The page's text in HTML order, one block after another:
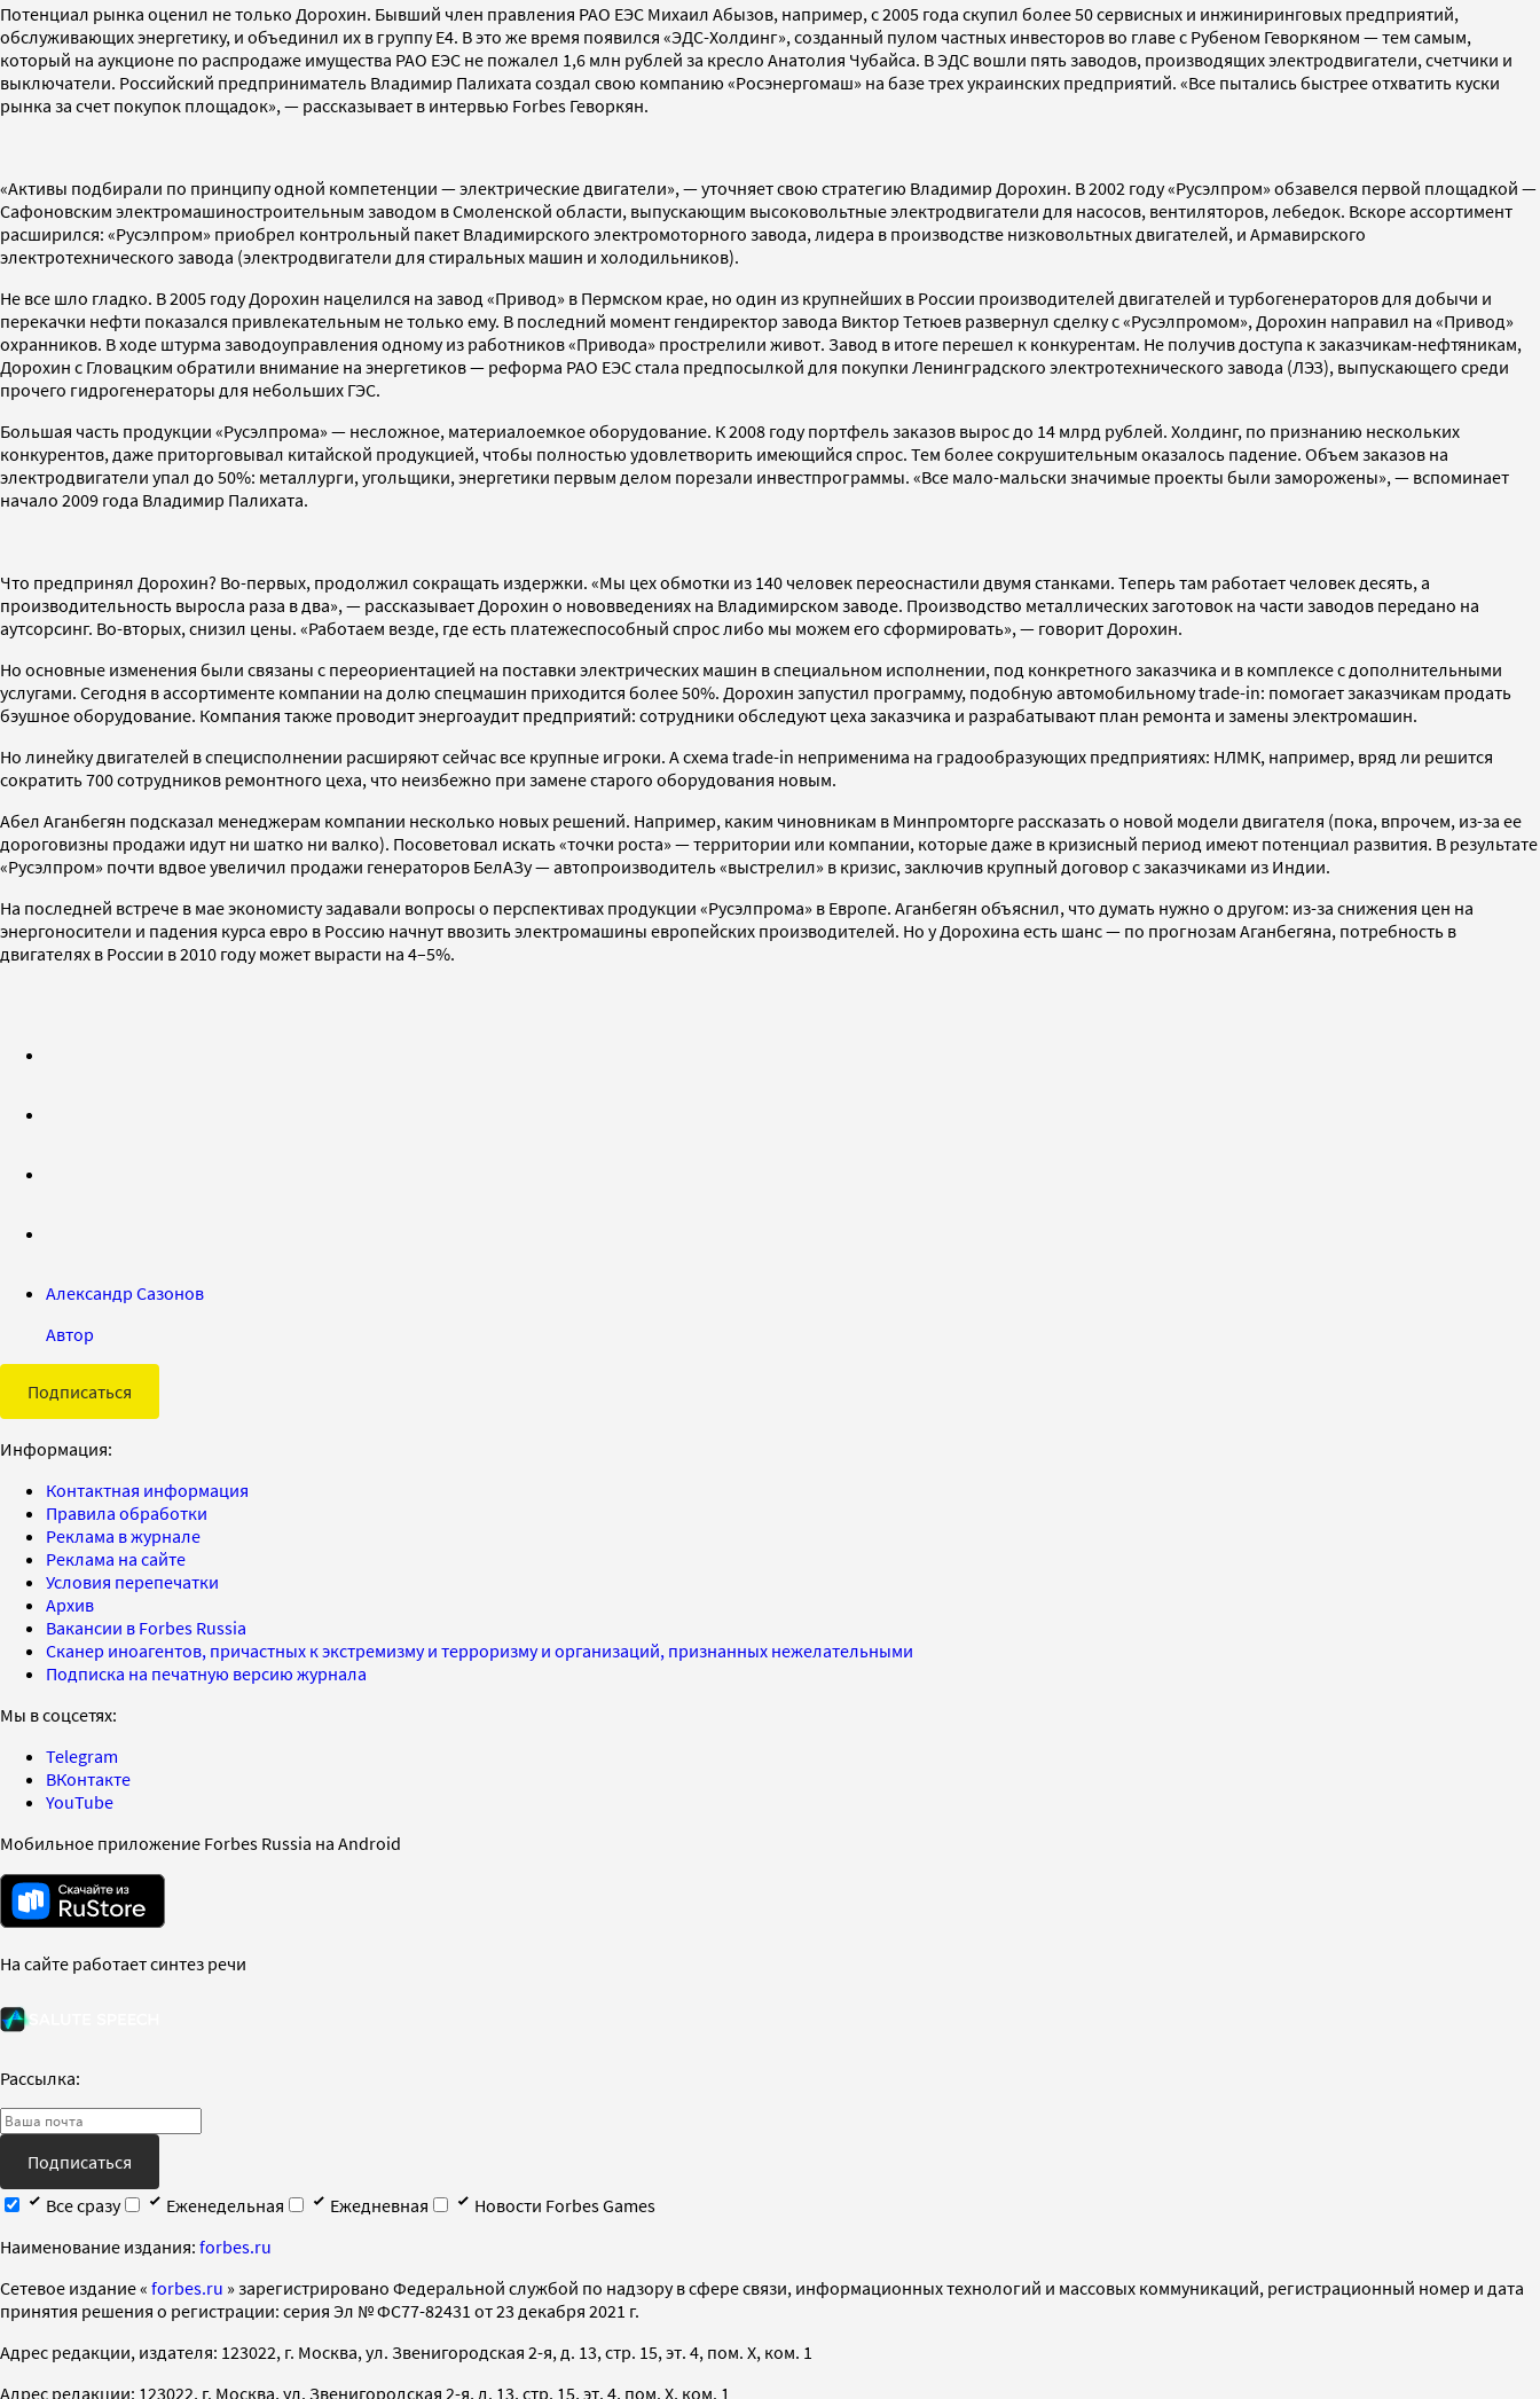
Потенциал рынка оценил не только Дорохин. Бывший член правления РАО ЕЭС Михаил Абызов, например, с 2005 года скупил более 50 сервисных и инжиниринговых предприятий,
обслуживающих энергетику, и объединил их в группу E4. В это же время появился «ЭДС-Холдинг», созданный пулом частных инвесторов во главе с Рубеном Геворкяном — тем самым,
который на аукционе по распродаже имущества РАО ЕЭС не пожалел 1,6 млн рублей за кресло Анатолия Чубайса. В ЭДС вошли пять заводов, производящих электродвигатели, счетчики и
выключатели. Российский предприниматель Владимир Палихата создал свою компанию «Росэнергомаш» на базе трех украинских предприятий. «Все пытались быстрее отхватить куски
рынка за счет покупок площадок», — рассказывает в интервью Forbes Геворкян.
«Активы подбирали по принципу одной компетенции — электрические двигатели», — уточняет свою стратегию Владимир Дорохин. В 2002 году «Русэлпром» обзавелся первой площадкой —
Сафоновским электромашиностроительным заводом в Смоленской области, выпускающим высоковольтные электродвигатели для насосов, вентиляторов, лебедок. Вскоре ассортимент
расширился: «Русэлпром» приобрел контрольный пакет Владимирского электромоторного завода, лидера в производстве низковольтных двигателей, и Армавирского
электротехнического завода (электродвигатели для стиральных машин и холодильников).
Не все шло гладко. В 2005 году Дорохин нацелился на завод «Привод» в Пермском крае, но один из крупнейших в России производителей двигателей и турбогенераторов для добычи и
перекачки нефти показался привлекательным не только ему. В последний момент гендиректор завода Виктор Тетюев развернул сделку с «Русэлпромом», Дорохин направил на «Привод»
охранников. В ходе штурма заводоуправления одному из работников «Привода» прострелили живот. Завод в итоге перешел к конкурентам. Не получив доступа к заказчикам-нефтяникам,
Дорохин с Гловацким обратили внимание на энергетиков — реформа РАО ЕЭС стала предпосылкой для покупки Ленинградского электротехнического завода (ЛЭЗ), выпускающего среди
прочего гидрогенераторы для небольших ГЭС.
Большая часть продукции «Русэлпрома» — несложное, материалоемкое оборудование. К 2008 году портфель заказов вырос до 14 млрд рублей. Холдинг, по признанию нескольких
конкурентов, даже приторговывал китайской продукцией, чтобы полностью удовлетворить имеющийся спрос. Тем более сокрушительным оказалось падение. Объем заказов на
электродвигатели упал до 50%: металлурги, угольщики, энергетики первым делом порезали инвестпрограммы. «Все мало-мальски значимые проекты были заморожены», — вспоминает
начало 2009 года Владимир Палихата.
Что предпринял Дорохин? Во-первых, продолжил сокращать издержки. «Мы цех обмотки из 140 человек переоснастили двумя станками. Теперь там работает человек десять, а
производительность выросла раза в два», — рассказывает Дорохин о нововведениях на Владимирском заводе. Производство металлических заготовок на части заводов передано на
аутсорсинг. Во-вторых, снизил цены. «Работаем везде, где есть платежеспособный спрос либо мы можем его сформировать», — говорит Дорохин.
Но основные изменения были связаны с переориентацией на поставки электрических машин в специальном исполнении, под конкретного заказчика и в комплексе с дополнительными
услугами. Сегодня в ассортименте компании на долю спецмашин приходится более 50%. Дорохин запустил программу, подобную автомобильному trade-in: помогает заказчикам продать
бэушное оборудование. Компания также проводит энергоаудит предприятий: сотрудники обследуют цеха заказчика и разрабатывают план ремонта и замены электромашин.
Но линейку двигателей в специсполнении расширяют сейчас все крупные игроки. А схема trade-in неприменима на градообразующих предприятиях: НЛМК, например, вряд ли решится
сократить 700 сотрудников ремонтного цеха, что неизбежно при замене старого оборудования новым.
Абел Аганбегян подсказал менеджерам компании несколько новых решений. Например, каким чиновникам в Минпромторге рассказать о новой модели двигателя (пока, впрочем, из-за ее
дороговизны продажи идут ни шатко ни валко). Посоветовал искать «точки роста» — территории или компании, которые даже в кризисный период имеют потенциал развития. В результате
«Русэлпром» почти вдвое увеличил продажи генераторов БелАЗу — автопроизводитель «выстрелил» в кризис, заключив крупный договор с заказчиками из Индии.
На последней встрече в мае экономисту задавали вопросы о перспективах продукции «Русэлпрома» в Европе. Аганбегян объяснил, что думать нужно о другом: из-за снижения цен на
энергоносители и падения курса евро в Россию начнут ввозить электромашины европейских производителей. Но у Дорохина есть шанс — по прогнозам Аганбегяна, потребность в
двигателях в России в 2010 году может вырасти на 4–5%.
Александр Сазонов
Автор
Подписаться
Информация:
Контактная информация
Правила обработки
Реклама в журнале
Реклама на сайте
Условия перепечатки
Архив
Вакансии в Forbes Russia
Сканер иноагентов, причастных к экстремизму и терроризму и организаций, признанных нежелательными
Подписка на печатную версию журнала
Мы в соцсетях:
Telegram
ВКонтакте
YouTube
Мобильное приложение Forbes Russia на Android
На сайте работает синтез речи
Рассылка:
Подписаться
Все сразу
Еженедельная Ежедневная
Новости Forbes Games
Наименование издания: forbes.ru
Cетевое издание « forbes.ru » зарегистрировано Федеральной службой по надзору в сфере связи, информационных технологий и массовых коммуникаций, регистрационный номер и дата
принятия решения о регистрации: серия Эл № ФС77-82431 от 23 декабря 2021 г.
Адрес редакции, издателя: 123022, г. Москва, ул. Звенигородская 2-я, д. 13, стр. 15, эт. 4, пом. X, ком. 1
Адрес редакции: 123022, г. Москва, ул. Звенигородская 2-я, д. 13, стр. 15, эт. 4, пом. X, ком. 1